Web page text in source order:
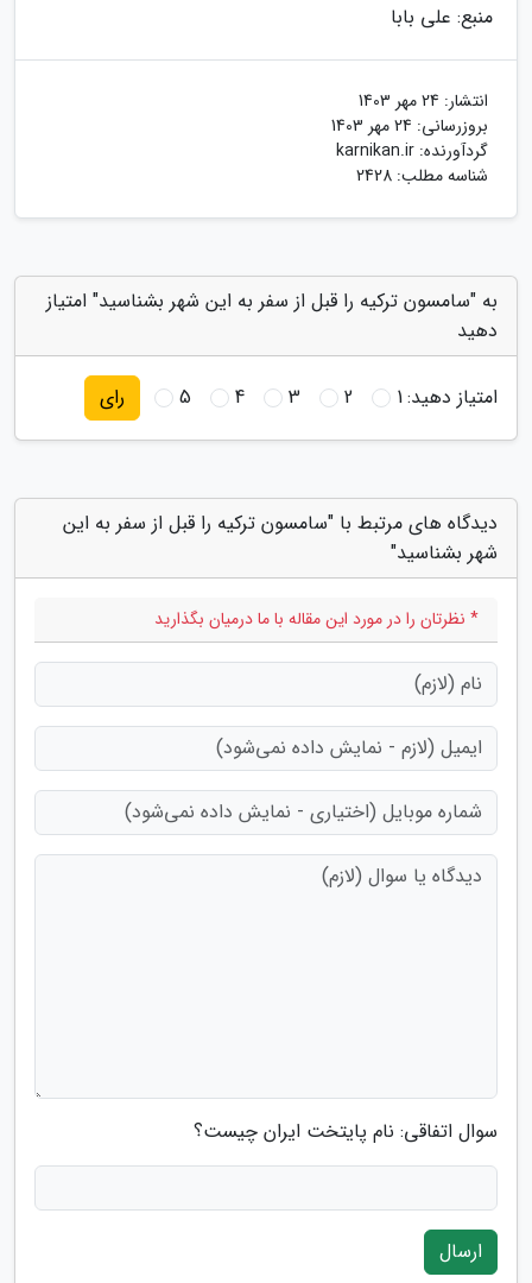
منبع: علی بابا
انتشار: 24 مهر 1403
بروزرسانی: 24 مهر 1403
گردآورنده: karnikan.ir
شناسه مطلب: 2428
به "سامسون ترکیه را قبل از سفر به این شهر بشناسید" امتیاز
دهید
امتیاز دهید:1
2
3
4
5 رای
دیدگاه های مرتبط با "سامسون ترکیه را قبل از سفر به این
شهر بشناسید"
* نظرتان را در مورد این مقاله با ما درمیان بگذارید
سوال اتفاقی: نام پایتخت ایران چیست؟
ارسال